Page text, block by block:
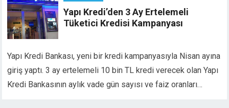
giris
Forum
escort
giriş
Yapı Kredi’den 3 Ay Ertelemeli
Tüketici Kredisi Kampanyası
Yapı Kredi Bankası, yeni bir kredi kampanyasıyla Nisan ayına
giriş yaptı. 3 ay ertelemeli 10 bin TL kredi verecek olan Yapı
Kredi Bankasının aylık vade gün sayısı ve faiz oranları…